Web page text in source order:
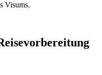
Visums.